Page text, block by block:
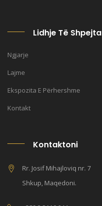
Lidhje Të Shpejta
Ngjarje
Lajme
Ekspozita E Përhershme
Kontakt
Kontaktoni
Rr. Josif Mihajloviq nr. 7
Shkup, Maqedoni.